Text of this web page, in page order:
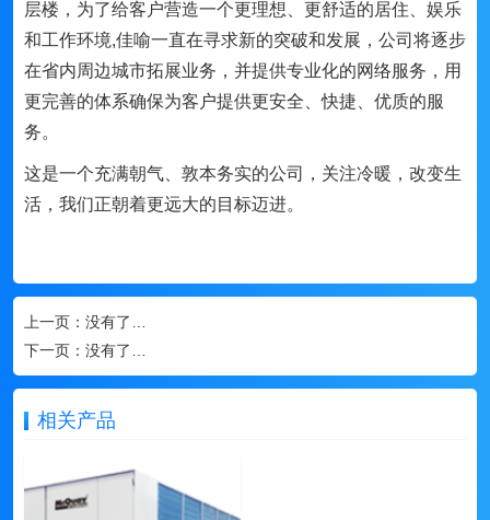
层楼，为了给客户营造一个更理想、更舒适的居住、娱乐
和工作环境,佳喻一直在寻求新的突破和发展，公司将逐步
在省内周边城市拓展业务，并提供专业化的网络服务，用
更完善的体系确保为客户提供更安全、快捷、优质的服
务。
这是一个充满朝气、敦本务实的公司，关注冷暖，改变生
活，我们正朝着更远大的目标迈进。
上一页： 没有了…
下一页： 没有了…
相关产品